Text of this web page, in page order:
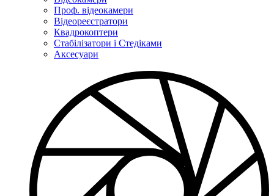
Проф. відеокамери
Відеореєстратори
Квадрокоптери
Стабілізатори і Стедіками
Аксесуари